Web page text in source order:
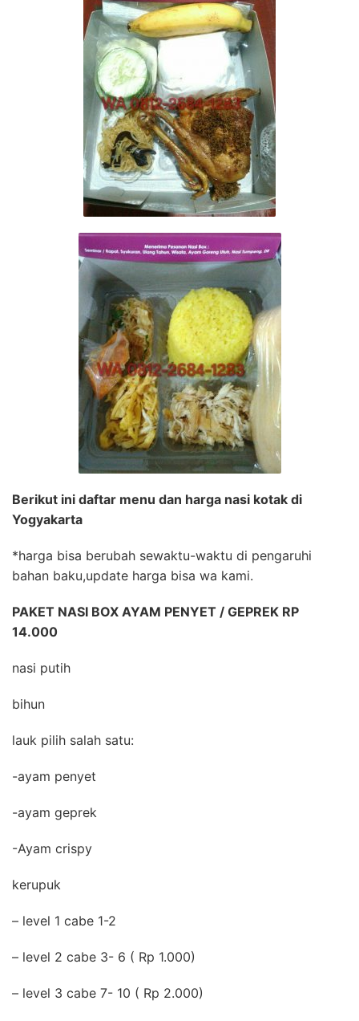
Berikut ini daftar menu dan harga nasi kotak di
Yogyakarta
*harga bisa berubah sewaktu-waktu di pengaruhi
bahan baku,update harga bisa wa kami.
PAKET NASI BOX AYAM PENYET / GEPREK RP
14.000
nasi putih
bihun
lauk pilih salah satu:
-ayam penyet
-ayam geprek
-Ayam crispy
kerupuk
– level 1 cabe 1-2
– level 2 cabe 3- 6 ( Rp 1.000)
– level 3 cabe 7- 10 ( Rp 2.000)